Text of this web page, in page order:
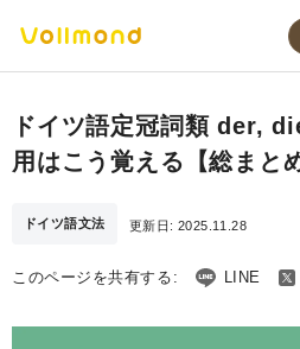
ドイツ語定冠詞類 der,
用はこう覚える【総まと
ドイツ語文法 更新日: 2025.11.28
このページを共有する: LINE